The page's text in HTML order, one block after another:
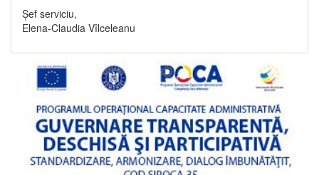
Șef serviciu,
Elena-Claudia Vîlceleanu